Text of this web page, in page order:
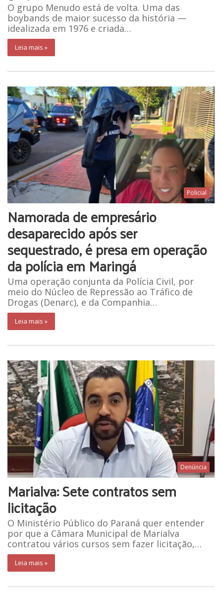
O grupo Menudo está de volta. Uma das
boybands de maior sucesso da história —
idealizada em 1976 e criada…
Leia mais »
Policial
Namorada de empresário
desaparecido após ser
sequestrado, é presa em operação
da polícia em Maringá
Uma operação conjunta da Polícia Civil, por
meio do Núcleo de Repressão ao Tráfico de
Drogas (Denarc), e da Companhia…
Leia mais »
Denúncia
Marialva: Sete contratos sem
licitação
O Ministério Público do Paraná quer entender
por que a Câmara Municipal de Marialva
contratou vários cursos sem fazer licitação,…
Leia mais »